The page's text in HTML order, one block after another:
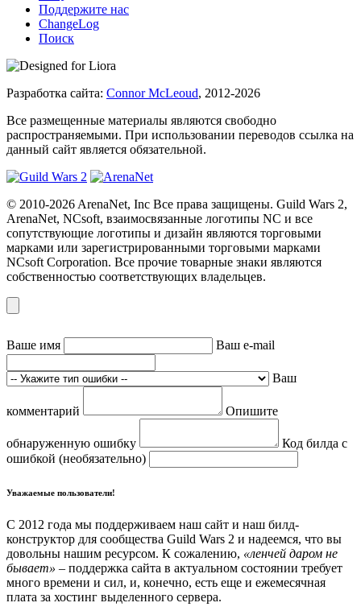
Поддержите нас
ChangeLog
Поиск
Разработка сайта: Connor McLeoud, 2012-2026
Все размещенные материалы являются свободно
распространяемыми. При использовании переводов ссылка на
данный сайт является обязательной.
© 2010-2026 ArenaNet, Inc Все права защищены. Guild Wars 2,
ArenaNet, NCsoft, взаимосвязанные логотипы NC и все
сопутствующие логотипы и дизайн являются торговыми
марками или зарегистрированными торговыми марками
NCsoft Corporation. Все прочие товарные знаки являются
собственностью соответствующих владельцев.
Ваше имя Ваш e-mail
Ваш
комментарий Опишите
обнаруженную ошибку
Код билда с
ошибкой (необязательно)
Уважаемые пользователи!
С 2012 года мы поддерживаем наш сайт и наш билд-
конструктор для сообщества Guild Wars 2 и надеемся, что вы
довольны нашим ресурсом. К сожалению, «ленчей даром не
бывает» – поддержка сайта в актуальном состоянии требует
много времени и сил, и, конечно, есть еще и ежемесячная
плата за хостинг выделенного сервера.